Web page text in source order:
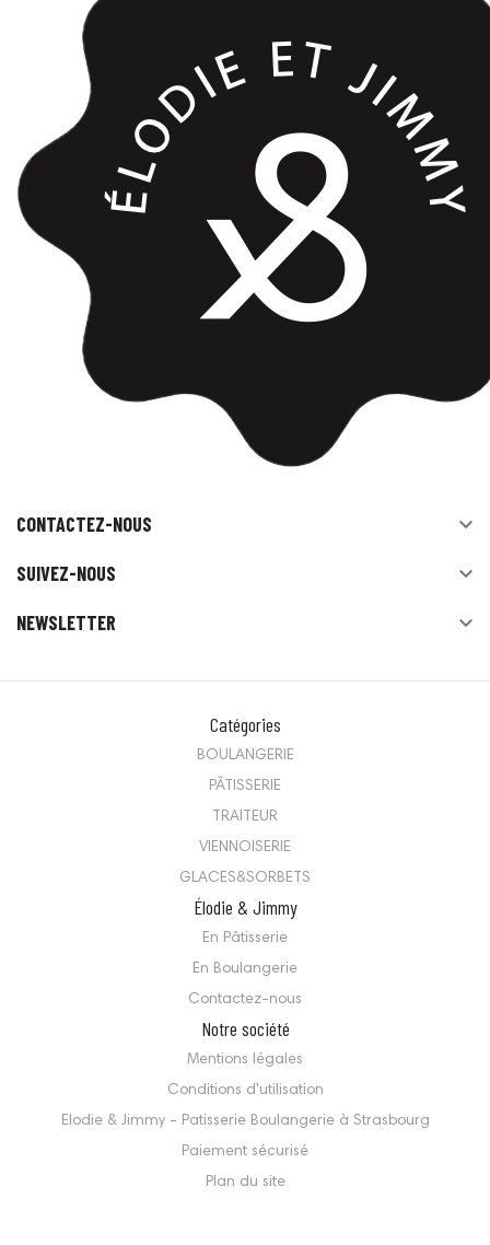
CONTACTEZ-NOUS 
SUIVEZ-NOUS 
NEWSLETTER 
Catégories
BOULANGERIE
PÂTISSERIE
TRAITEUR
VIENNOISERIE
GLACES&SORBETS
Élodie & Jimmy
En Pâtisserie
En Boulangerie
Contactez-nous
Notre société
Mentions légales
Conditions d'utilisation
Elodie & Jimmy - Patisserie Boulangerie à Strasbourg
Paiement sécurisé
Plan du site